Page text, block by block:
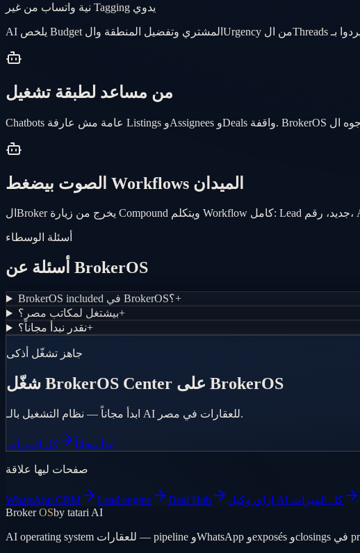
نية واتساب من غير Tagging يدوي
من مساعد لطبقة تشغيل
الصوت بيضغط Workflows الميدان
أسئلة الوسطاء
أسئلة عن BrokerOS
BrokerOS included في BrokerOS؟+
بيشتغل لمكاتب مصر؟+
نقدر نبدأ مجاناً؟+
جاهز تشغّل أذكى
شغّل BrokerOS Center على BrokerOS
ابدأ مجاناً — نظام التشغيل بالـ AI للعقارات في مصر.
ابدأ مجاناً كل الميزات
صفحات ليها علاقة
WhatsApp CRM Lead engine Deal Hub
كل الميزات
BrokerOSby tatari AI